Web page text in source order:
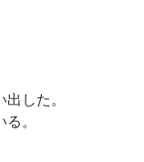
した。
。